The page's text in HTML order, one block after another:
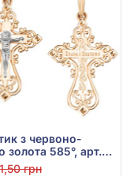
з червоно-
золота 585°, арт.
грн